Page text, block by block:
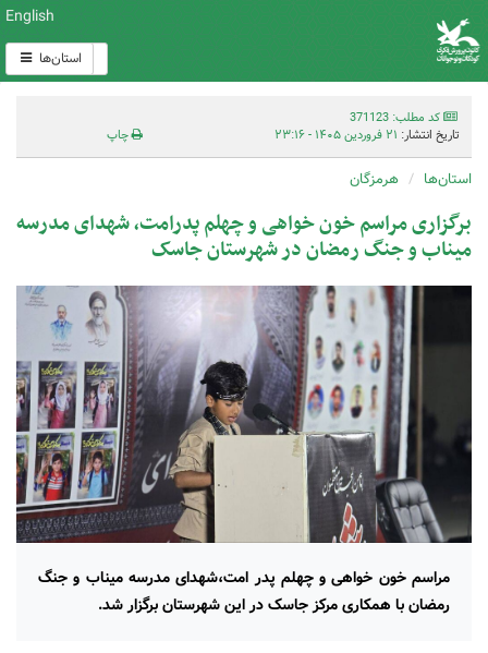
English
استان‌ها
کد مطلب: 371123
تاریخ انتشار: ۲۱ فروردین ۱۴۰۵ - ۲۳:۱۶ چاپ
استان‌ها هرمزگان
برگزاری مراسم خون خواهی و چهلم پدرامت، شهدای مدرسه
میناب و جنگ رمضان در شهرستان جاسک
مراسم خون خواهی و چهلم پدر امت،شهدای مدرسه میناب و جنگ
رمضان با همکاری مرکز جاسک در این شهرستان برگزار شد.